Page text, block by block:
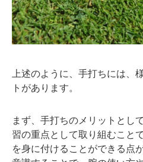
上述のように、手打ちには、
トがあります。
まず、手打ちのメリットとし
習の重点として取り組むこと
を身に付けることができる点